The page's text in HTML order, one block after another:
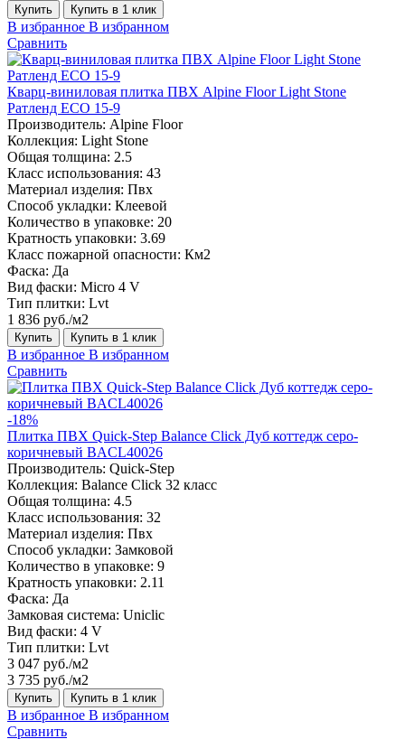
Купить Купить в 1 клик
В избранное В избранном
Сравнить
Кварц-виниловая плитка ПВХ Alpine Floor Light Stone
Ратленд ECO 15-9
Производитель: Alpine Floor
Коллекция: Light Stone
Общая толщина: 2.5
Класс использования: 43
Материал изделия: Пвх
Способ укладки: Клеевой
Количество в упаковке: 20
Кратность упаковки: 3.69
Класс пожарной опасности: Км2
Фаска: Да
Вид фаски: Micro 4 V
Тип плитки: Lvt
1 836 руб./м2
Купить Купить в 1 клик
В избранное В избранном
Сравнить
-18%
Плитка ПВХ Quick-Step Balance Click Дуб коттедж серо-
коричневый BACL40026
Производитель: Quick-Step
Коллекция: Balance Click 32 класс
Общая толщина: 4.5
Класс использования: 32
Материал изделия: Пвх
Способ укладки: Замковой
Количество в упаковке: 9
Кратность упаковки: 2.11
Фаска: Да
Замковая система: Uniclic
Вид фаски: 4 V
Тип плитки: Lvt
3 047 руб./м2
3 735 руб./м2
Купить Купить в 1 клик
В избранное В избранном
Сравнить